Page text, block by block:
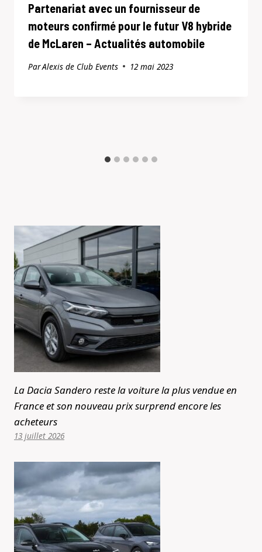
Partenariat avec un fournisseur de
moteurs confirmé pour le futur V8 hybride
de McLaren – Actualités automobile
ParAlexis de Club Events 12 mai 2023
La Dacia Sandero reste la voiture la plus vendue en
France et son nouveau prix surprend encore les
acheteurs
13 juillet 2026